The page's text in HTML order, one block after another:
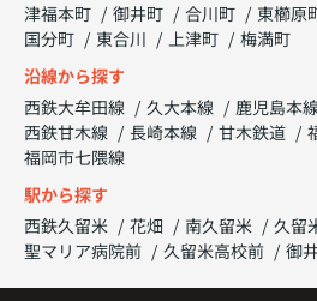
津福本町
御井町 合川町 東櫛原
国分町
東合川 上津町
梅満町
沿線から探す
西鉄大牟田線
久大本線 鹿児島本
西鉄甘木線
長崎本線 甘木鉄道
福岡市七隈線
駅から探す
西鉄久留米
花畑 南久留米
久留
聖マリア病院前
久留米高校前 御井